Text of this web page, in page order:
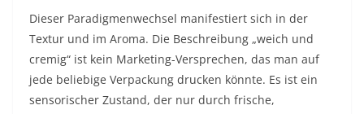
Dieser Paradigmenwechsel manifestiert sich in der
Textur und im Aroma. Die Beschreibung „weich und
cremig“ ist kein Marketing-Versprechen, das man auf
jede beliebige Verpackung drucken könnte. Es ist ein
sensorischer Zustand, der nur durch frische,